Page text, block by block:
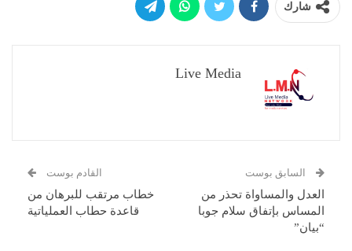
شارك
Live Media
السابق بوست
العدل والمساواة تحذر من
المساس بإتفاق سلام جوبا
“بيان”
القادم بوست
خطاب مرتقب للبرهان من
قاعدة حطاب العملياتية